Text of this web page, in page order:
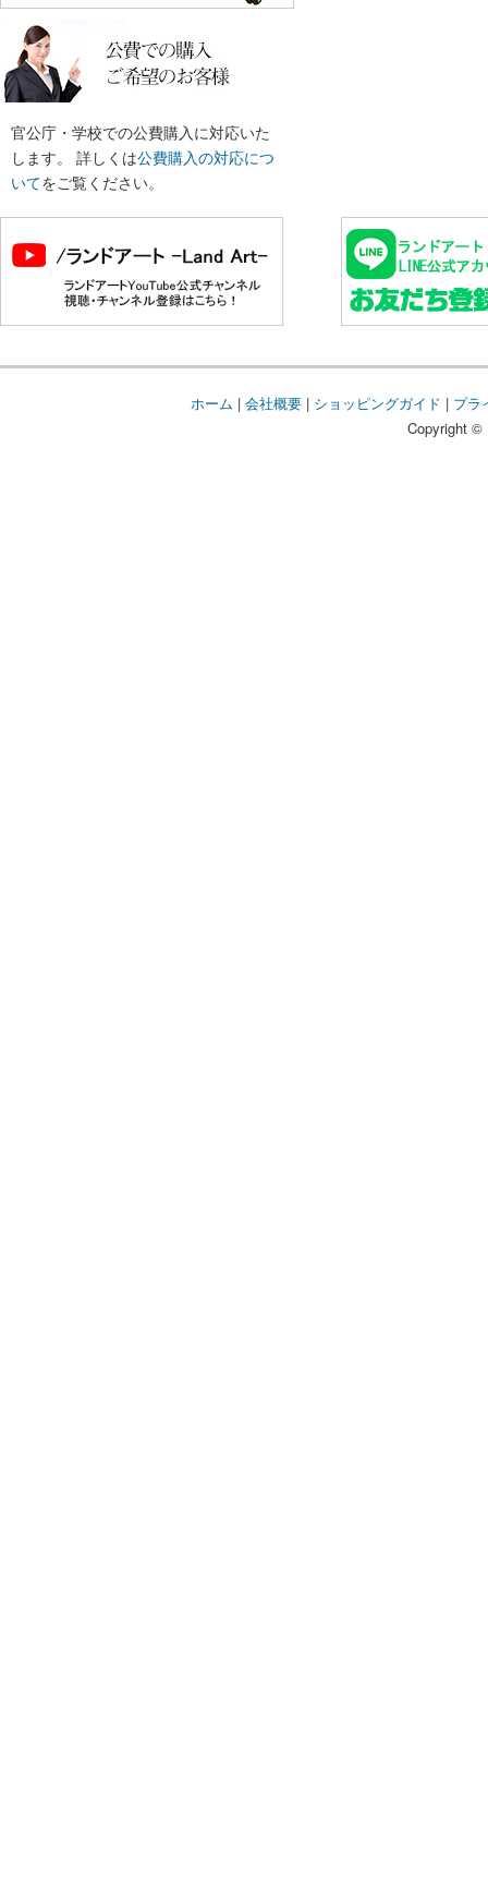
官公庁・学校での公費購入に対応いた
します。 詳しくは公費購入の対応につ
いてをご覧ください。
ホーム | 会社概要| ショッピングガイド | プラ
Copyright ©